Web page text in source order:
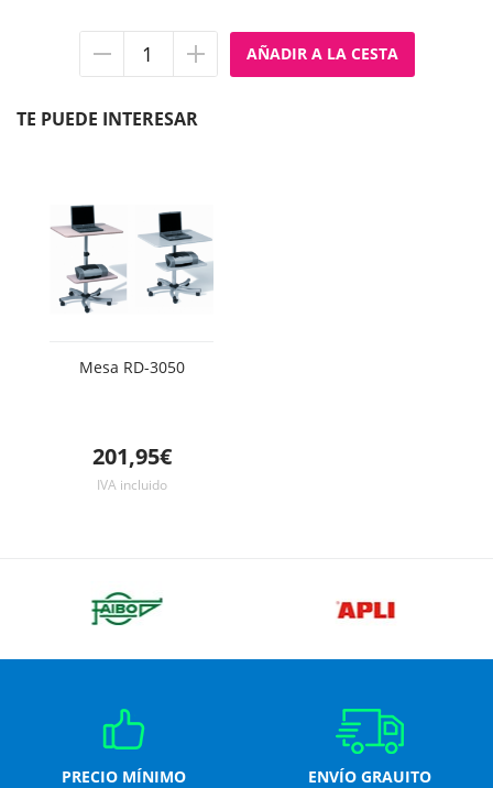
TE PUEDE INTERESAR
Mesa RD-3050
201,95€
IVA incluido
PRECIO MÍNIMO
ENVÍO GRAUITO